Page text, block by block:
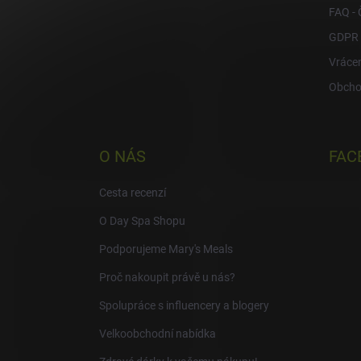
FAQ -
GDPR
O NÁS
Cesta recenzí
O Day Spa Shopu
Podporujeme Mary's Meals
Proč nakoupit právě u nás?
Spolupráce s influencery a blogery
Velkoobchodní nabídka